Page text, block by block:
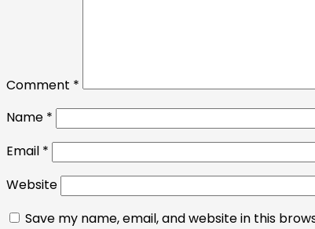
Comment *
Name *
Email *
Website
Save my name, email, and website in this